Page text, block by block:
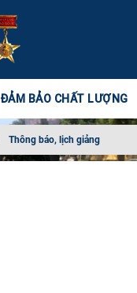
ĐẢM BẢO CHẤT LƯỢNG
Thông báo, lịch giảng